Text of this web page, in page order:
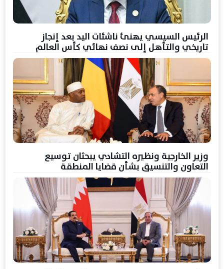
الرئيس السيسي يهنئ ناشئات اليد بعد إنجاز
تاريخي والتأهل إلى نصف نهائي كأس العالم
وزير الخارجية ونظيره التشادي يبحثان توسيع
التعاون والتنسيق بشأن قضايا المنطقة